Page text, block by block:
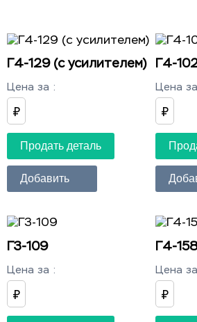
Г4-129 (с усилителем)
Цена за :
₽
Продать деталь
Добавить
Г4-
Цена за
₽
Г3-109
Цена за :
₽
Г4-
Цена за
₽